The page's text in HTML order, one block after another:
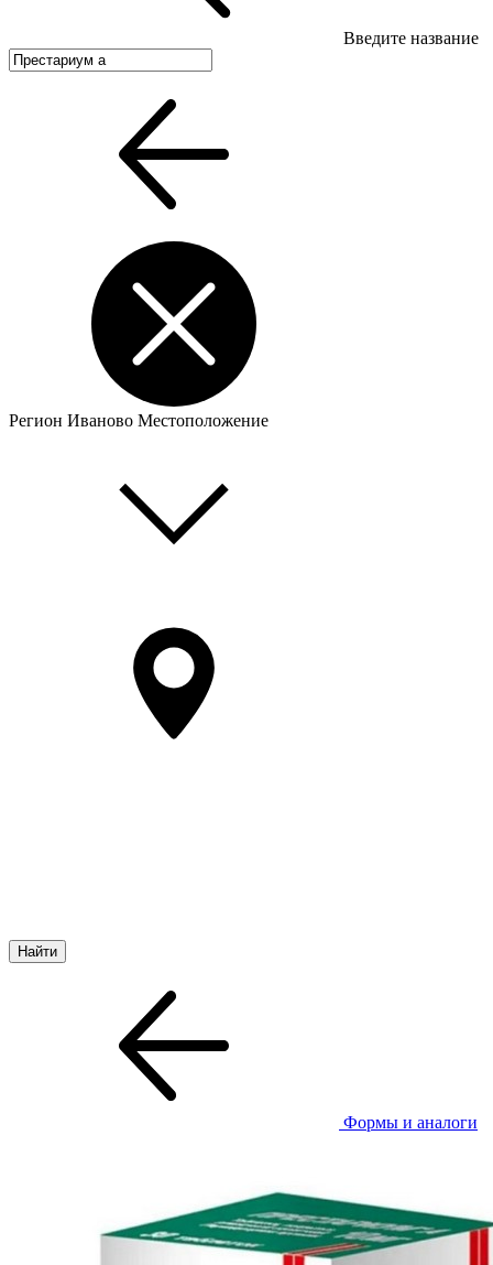
Введите название
Регион Иваново Местоположение
Формы и аналоги